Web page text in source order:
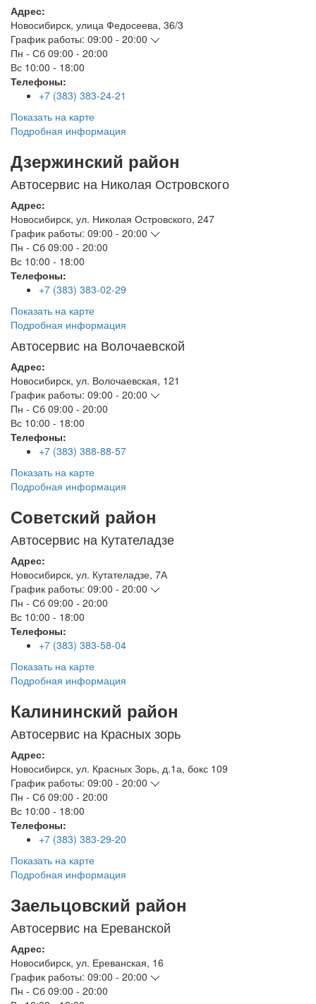
Адрес:
Новосибирск, улица Федосеева, 36/3
График работы: 09:00 - 20:00
Пн - Сб 09:00 - 20:00
Вс 10:00 - 18:00
Телефоны:
+7 (383) 383-24-21
Показать на карте
Подробная информация
Дзержинский район
Автосервис на Николая Островского
Адрес:
Новосибирск, ул. Николая Островского, 247
График работы: 09:00 - 20:00
Пн - Сб 09:00 - 20:00
Вс 10:00 - 18:00
Телефоны:
+7 (383) 383-02-29
Показать на карте
Подробная информация
Автосервис на Волочаевской
Адрес:
Новосибирск, ул. Волочаевская, 121
График работы: 09:00 - 20:00
Пн - Сб 09:00 - 20:00
Вс 10:00 - 18:00
Телефоны:
+7 (383) 388-88-57
Показать на карте
Подробная информация
Советский район
Автосервис на Кутателадзе
Адрес:
Новосибирск, ул. Кутателадзе, 7А
График работы: 09:00 - 20:00
Пн - Сб 09:00 - 20:00
Вс 10:00 - 18:00
Телефоны:
+7 (383) 383-58-04
Показать на карте
Подробная информация
Калининский район
Автосервис на Красных зорь
Адрес:
Новосибирск, ул. Красных Зорь, д.1а, бокс 109
График работы: 09:00 - 20:00
Пн - Сб 09:00 - 20:00
Вс 10:00 - 18:00
Телефоны:
+7 (383) 383-29-20
Показать на карте
Подробная информация
Заельцовский район
Автосервис на Ереванской
Адрес:
Новосибирск, ул. Ереванская, 16
График работы: 09:00 - 20:00
Пн - Сб 09:00 - 20:00